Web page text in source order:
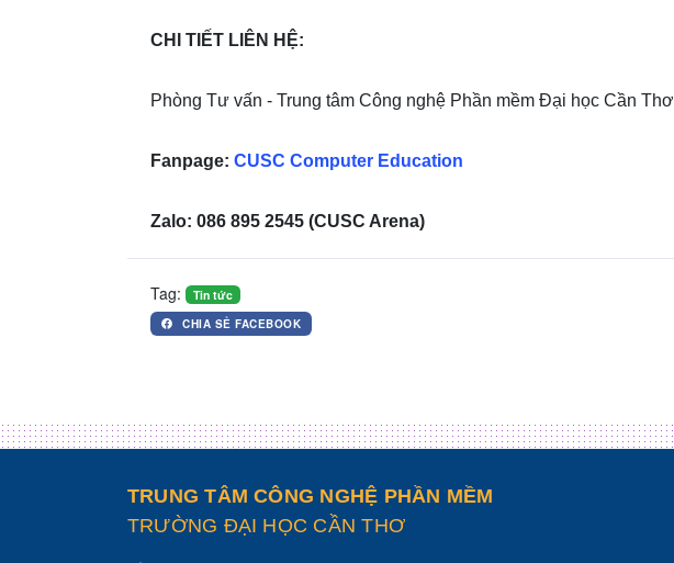
CHI TIẾT LIÊN HỆ:
Phòng Tư vấn - Trung tâm Công nghệ Phần mềm Đại học Cần Thơ
Fanpage: CUSC Computer Education
Zalo: 086 895 2545 (CUSC Arena)
Tag: Tin tức
CHIA SẺ FACEBOOK
TRUNG TÂM CÔNG NGHỆ PHẦN MỀM
TRƯỜNG ĐẠI HỌC CẦN THƠ